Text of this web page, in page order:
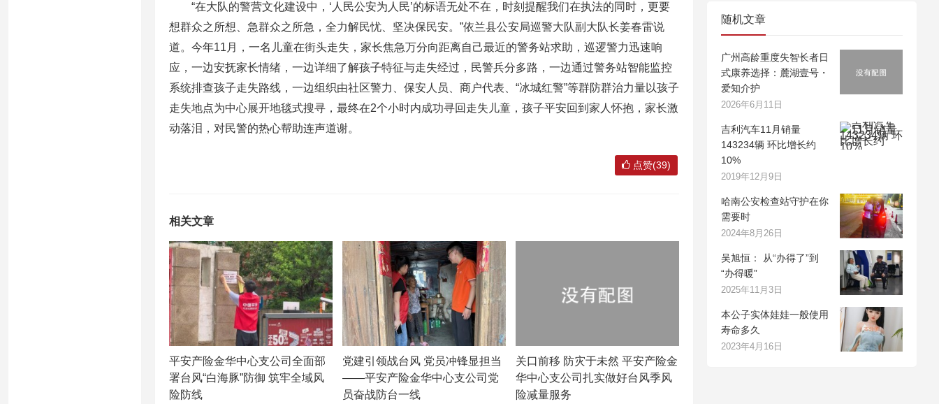
“在大队的警营文化建设中，‘人民公安为人民’的标语无处不在，时刻提醒我们在执法的同时，更要
想群众之所想、急群众之所急，全力解民忧、坚决保民安。”依兰县公安局巡警大队副大队长姜春雷说
道。今年11月，一名儿童在街头走失，家长焦急万分向距离自己最近的警务站求助，巡逻警力迅速响
应，一边安抚家长情绪，一边详细了解孩子特征与走失经过，民警兵分多路，一边通过警务站智能监控
系统排查孩子走失路线，一边组织由社区警力、保安人员、商户代表、“冰城红警”等群防群治力量以孩子
走失地点为中心展开地毯式搜寻，最终在2个小时内成功寻回走失儿童，孩子平安回到家人怀抱，家长激
动落泪，对民警的热心帮助连声道谢。
点赞(39)
相关文章
平安产险金华中心支公司全面部
署台风“白海豚”防御 筑牢全域风
险防线
党建引领战台风 党员冲锋显担当
——平安产险金华中心支公司党
员奋战防台一线
关口前移 防灾于未然 平安产险金
华中心支公司扎实做好台风季风
险减量服务
随机文章
广州高龄重度失智长者日
式康养选择：麓湖壹号・
爱知介护
2026年6月11日
吉利汽车11月销量
143234辆 环比增长约
10%
2019年12月9日
哈南公安检查站守护在你
需要时
2024年8月26日
吴旭恒： 从“办得了”到
“办得暖”
2025年11月3日
本公子实体娃娃一般使用
寿命多久
2023年4月16日